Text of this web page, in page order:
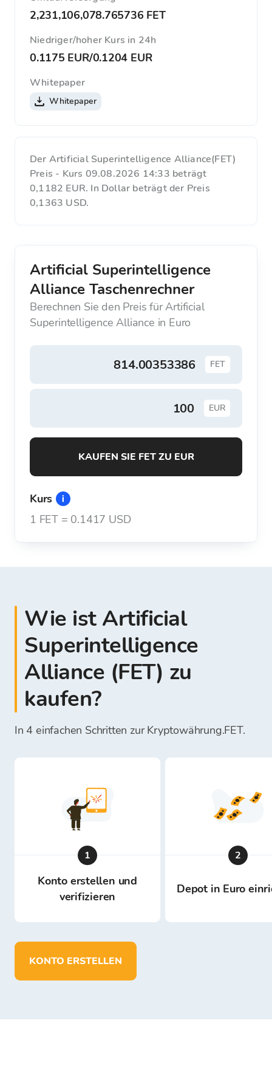
2,231,106,078.765736 FET
Niedriger/hoher Kurs in 24h
0.1175 EUR/0.1204 EUR
Whitepaper
Whitepaper
Der Artificial Superintelligence Alliance(FET)
Preis - Kurs 09.08.2026 14:33 beträgt
0,1182 EUR. In Dollar beträgt der Preis
0,1363 USD.
Artificial Superintelligence
Alliance Taschenrechner
Berechnen Sie den Preis für Artificial
Superintelligence Alliance in Euro
FET
EUR
KAUFEN SIE FET ZU EUR
Kurs
1 FET = 0.1417 USD
Wie ist Artificial
Superintelligence
Alliance (FET) zu
kaufen?
In 4 einfachen Schritten zur Kryptowährung.FET.
1
Konto erstellen und
verifizieren
2
Depot in Euro
KONTO ERSTELLEN